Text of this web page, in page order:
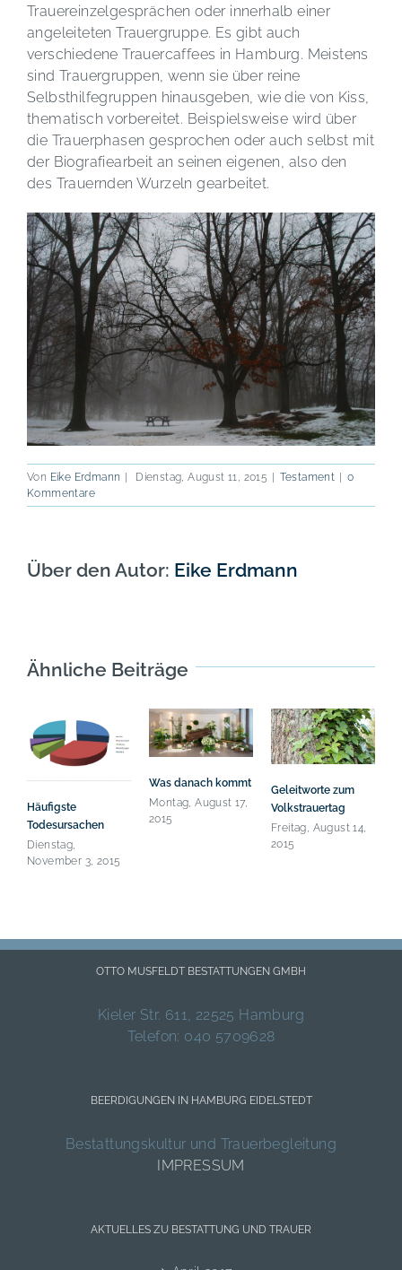
Trauereinzelgesprächen oder innerhalb einer
angeleiteten Trauergruppe. Es gibt auch
verschiedene Trauercaffees in Hamburg. Meistens
sind Trauergruppen, wenn sie über reine
Selbsthilfegruppen hinausgeben, wie die von Kiss,
thematisch vorbereitet. Beispielsweise wird über
die Trauerphasen gesprochen oder auch selbst mit
der Biografiearbeit an seinen eigenen, also den
des Trauernden Wurzeln gearbeitet.
Von Eike Erdmann Dienstag, August 11, 2015 Testament
0
Kommentare
Über den Autor: Eike Erdmann
Ähnliche Beiträge
Häufigste
Todesursachen
Dienstag,
November 3, 2015
Was danach kommt
Montag, August 17,
2015
Geleitworte zum
Volkstrauertag
Freitag, August 14,
2015
OTTO MUSFELDT BESTATTUNGEN GMBH
Kieler Str. 611, 22525 Hamburg
Telefon: 040 5709628
BEERDIGUNGEN IN HAMBURG EIDELSTEDT
Bestattungskultur und Trauerbegleitung
IMPRESSUM
AKTUELLES ZU BESTATTUNG UND TRAUER